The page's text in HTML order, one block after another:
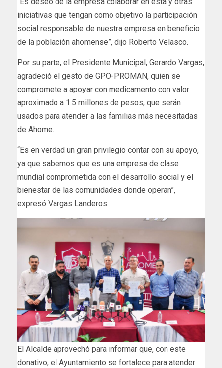
iniciativas que tengan como objetivo la participación
social responsable de nuestra empresa en beneficio
de la población ahomense”, dijo Roberto Velasco.
Por su parte, el Presidente Municipal, Gerardo Vargas,
agradeció el gesto de GPO-PROMAN, quien se
compromete a apoyar con medicamento con valor
aproximado a 1.5 millones de pesos, que serán
usados para atender a las familias más necesitadas
de Ahome.
“Es en verdad un gran privilegio contar con su apoyo,
ya que sabemos que es una empresa de clase
mundial comprometida con el desarrollo social y el
bienestar de las comunidades donde operan”,
expresó Vargas Landeros.
El Alcalde aprovechó para informar que, con este
donativo, el Ayuntamiento se fortalece para atender